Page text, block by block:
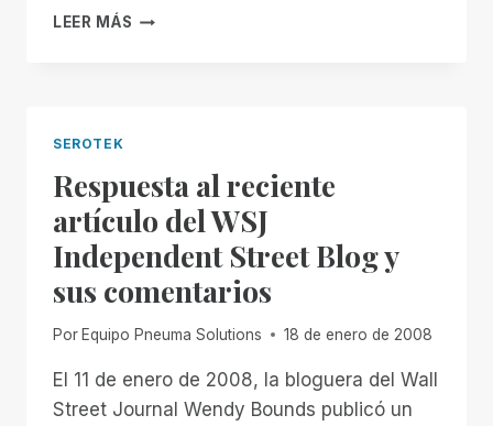
LEER MÁS EL
ES
EL
ÚLTIMO
RECURSO
SEROTEK
Respuesta al reciente
artículo del WSJ
Independent Street Blog y
sus comentarios
Por Equipo Pneuma Solutions 18 de enero de 2008
El 11 de enero de 2008, la bloguera del Wall
Street Journal Wendy Bounds publicó un